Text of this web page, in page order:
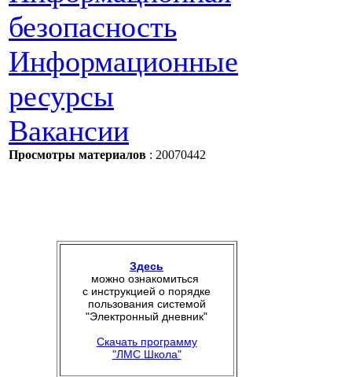
безопасность
Информационные
ресурсы
Вакансии
Просмотры материалов : 20070442
Здесь
можно ознакомиться
с инструкцией о порядке
пользования системой
"Электронный дневник"
Скачать программу
"ЛМС Школа"